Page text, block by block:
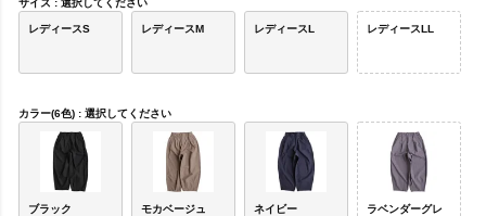
サイズ 選択してください
レディースS レディースM レディースL レディースLL
カラー(6色) 選択してください
ブラック モカベージュ ネイビー
ラベンダーグレ